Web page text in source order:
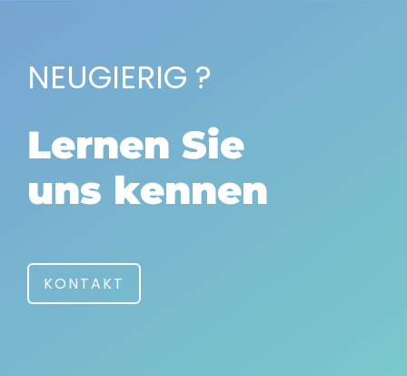
NEUGIERIG ?
Lernen Sie
uns kennen
KONTAKT